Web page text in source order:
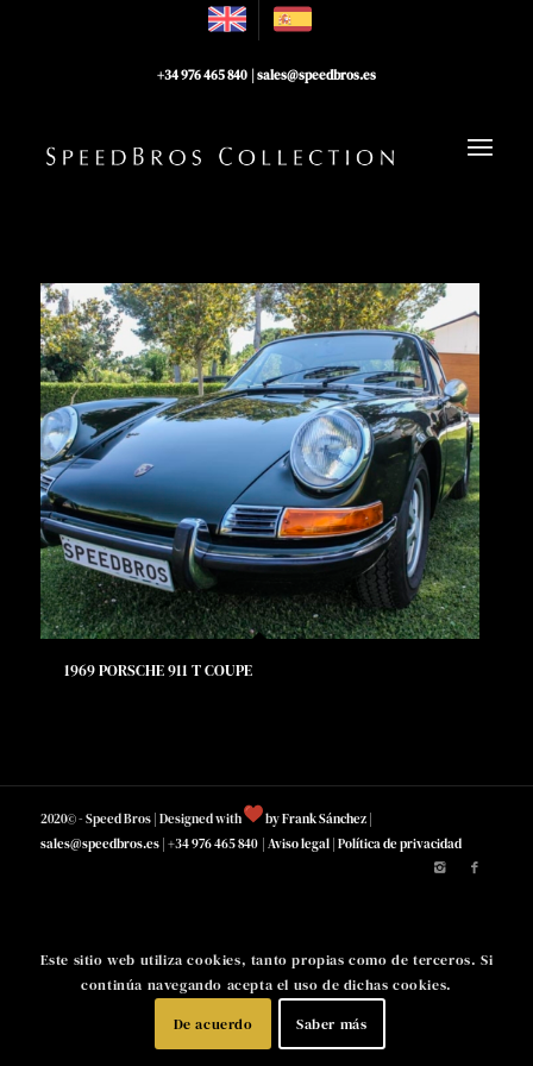
+34 976 465 840 sales@speedbros.es
1969 PORSCHE 911 T COUPE
2020© - Speed Bros | Designed with byFrank Sánchez|
sales@speedbros.es| +34 976 465 840 Aviso legal| Política de privacidad
Este sitio web utiliza cookies, tanto propias como de terceros. Si
continúa navegando acepta el uso de dichas cookies.
De acuerdo Saber más